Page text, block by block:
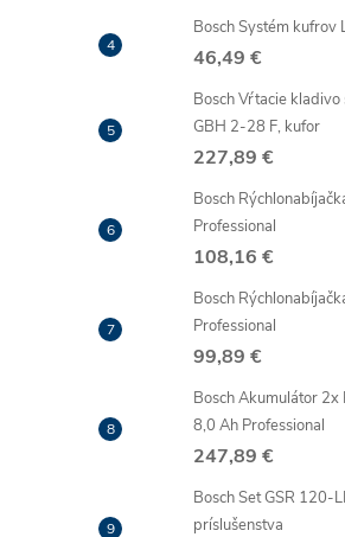
Bosch Systém kufrov
46,49 €
Bosch Vŕtacie
GBH 2-28 F, kufor
227,89 €
Bosch
Professional
108,16 €
Bosch
Professional
99,89 €
Bosch Akumulátor 2x
8,0 Ah Professional
247,89 €
Bosch Set GSR 120-
príslušenstva